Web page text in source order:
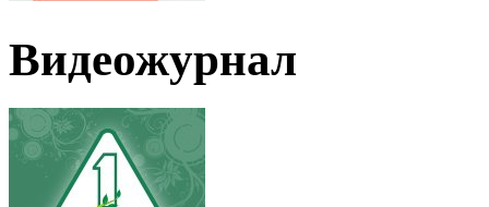
Видеожурнал